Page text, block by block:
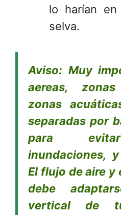
lo harían
selva.
Aviso: Muy
aereas,
zonas
separadas por
para
inundaciones,
El flujo de aire y
debe
vertical de